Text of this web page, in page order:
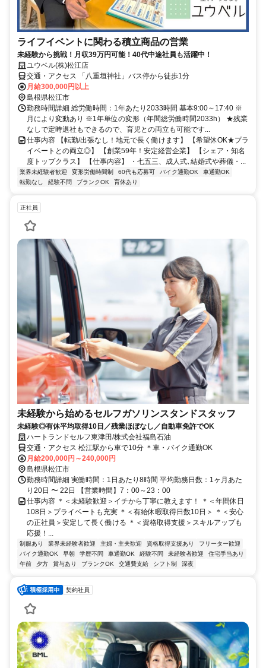
ライフイベントに関わる積立商品の営業
未経験から挑戦！月収39万円可能！40代中途社員も活躍中！
ユウベル(株)松江店
交通・アクセス 「八重垣神社」バス停から徒歩1分
月給300,000円以上
島根県松江市
勤務時間詳細 総労働時間：1年あたり2033時間 基本9:00～17:40 ※
月により変動あり ※1年単位の変形（年間総労働時間2033h） ★残業
なしで定時退社もできるので、育児との両立も可能です...
仕事内容 【転勤/出張なし！地元で長く働けます】 【希望休OK★プラ
イベートとの両立◎】 【創業59年！安定経営企業】 【シェア・知名
度トップクラス】 【仕事内容】 ・七五三、成人式､結婚式や葬儀・...
業界未経験者歓迎 変形労働時間制 60代も応募可 バイク通勤OK
車通勤OK
転勤なし
経験不問 ブランクOK 育休あり
正社員
未経験から始めるセルフガソリンスタンドスタッフ
未経験◎有休平均取得10日／残業ほぼなし／自動車免許でOK
ハートランドセルフ東津田/株式会社福島石油
交通・アクセス 松江駅から車で10分 ＊車・バイク通勤OK
月給200,000円～240,000円
島根県松江市
勤務時間詳細 実働時間：1日あたり8時間 平均勤務日数：1ヶ月あた
り20日 〜 22日 【営業時間】7：00～23：00
仕事内容 ＊＜未経験歓迎＞イチから丁寧に教えます！ ＊＜年間休日
108日＞プライベートも充実 ＊＜有給休暇取得日数10日＞ ＊＜安心
の正社員＞安定して長く働ける ＊＜資格取得支援＞スキルアップも
応援！...
制服あり 業界未経験者歓迎 主婦・主夫歓迎 資格取得支援あり
フリーター歓迎
バイク通勤OK
早朝 学歴不問 車通勤OK 経験不問 未経験者歓迎
住宅手当あり
午前
夕方 賞与あり ブランクOK 交通費支給 シフト制 深夜
契約社員